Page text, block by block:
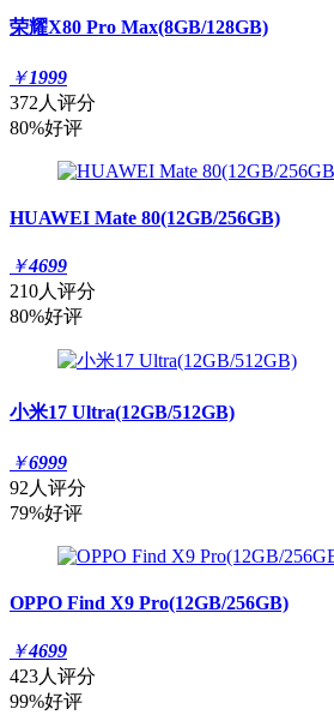
荣耀X80 Pro Max(8GB/128GB)
￥1999
372人评分
80%好评
HUAWEI Mate 80(12GB/256GB)
￥4699
210人评分
80%好评
小米17 Ultra(12GB/512GB)
￥6999
92人评分
79%好评
OPPO Find X9 Pro(12GB/256GB)
￥4699
423人评分
99%好评